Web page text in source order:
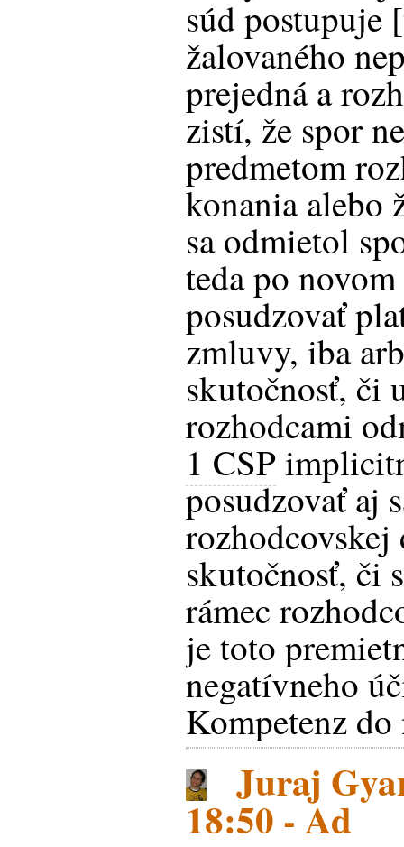
súd postupuje
žalovaného
prejedná a
zistí, že spor
predmetom
konania alebo
sa odmietol
teda po
posudzovať
zmluvy, iba
skutočnosť, či
rozhodcami
1 CSP
posudzovať aj
skutočnosť, či
rámec
je toto
negatívneho
Kompetenz do
Juraj
18:50 - Ad